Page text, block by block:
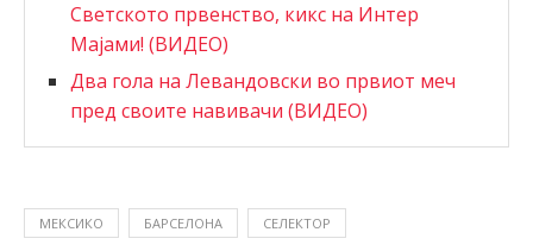
Светското првенство, кикс на Интер
Мајами! (ВИДЕО)
Два гола на Левандовски во првиот меч
пред своите навивачи (ВИДЕО)
MEКСИКО БАРСЕЛОНА СЕЛЕКТОР